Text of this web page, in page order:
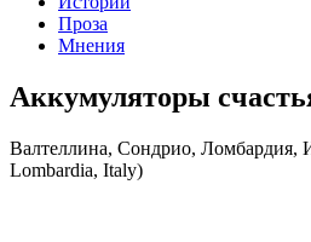
Проза
Мнения
Аккумуляторы
Валтеллина, Сондрио, Ломбардия,
Lombardia, Italy)